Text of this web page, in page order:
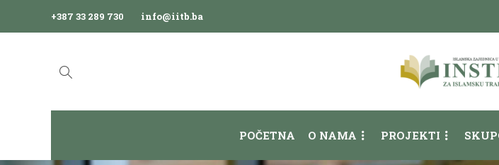
+387 33 289 730 info@iitb.ba
POČETNA O NAMA PROJEKTI